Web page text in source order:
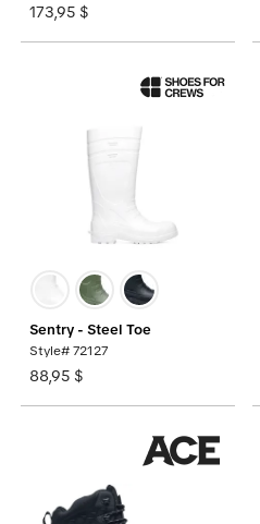
173,95 $
Sentry - Steel Toe
Style# 72127
88,95 $